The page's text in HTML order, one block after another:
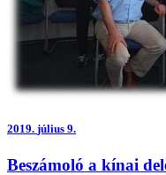
2019. július 9.
Beszámoló a kínai